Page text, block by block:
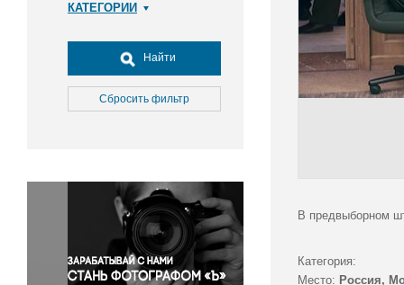
КАТЕГОРИИ
Досуг, туризм и отдых
Культура
Медицина
Окружающая среда
Политика
Правосудие
Происшествия и конфликты
Религия
Найти
Сбросить фильтр
В предвыборном
Категория:
Место: Россия,